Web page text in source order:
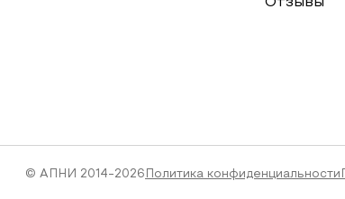
Отзывы
© АПНИ 2014-2026 Политика конфиденциальности